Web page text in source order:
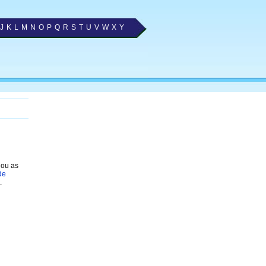
J K L M N O P Q R S T U V W X Y
as